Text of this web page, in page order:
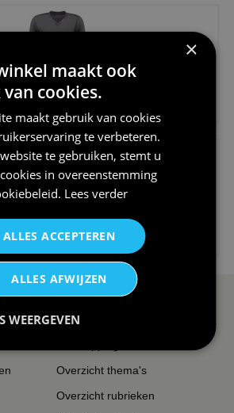
€24,95
I love korfbal t-shirt sport s...
Overzicht thema's
Overzicht rubrieken
×
maakt ook
cookies.
maakt gebruik van cookies
te verbeteren.
te gebruiken, stemt u
in overeenstemming
. Lees verder
ALLES ACCEPTEREN
ALLES AFWIJZEN
WEERGEVEN